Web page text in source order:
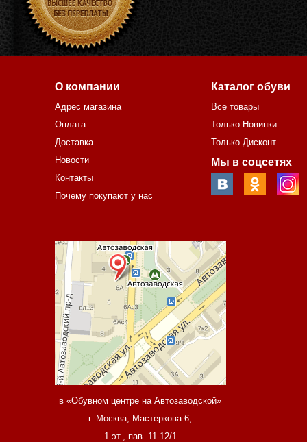
О компании
Адрес магазина
Оплата
Доставка
Новости
Контакты
Почему покупают у нас
Каталог обуви
Все товары
Только Новинки
Только Дисконт
Мы в соцсетях
в «Обувном центре на Автозаводской»
г. Москва, Мастеркова 6,
1 эт., пав. 11-12/1